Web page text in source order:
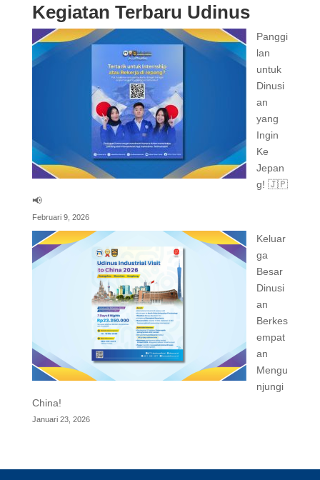
Kegiatan Terbaru Udinus
Panggi
lan
untuk
Dinusi
an
yang
Ingin
Ke
Jepan
g! 🇯🇵
📢
Februari 9, 2026
Keluar
ga
Besar
Dinusi
an
Berkes
empat
an
Mengu
njungi
China!
Januari 23, 2026